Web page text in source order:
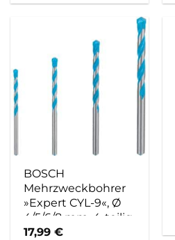
BOSCH
Mehrzweckbohrer
»Expert CYL-9«, Ø
4/5/6/8 mm, 4-teilig
– blau
17,99€